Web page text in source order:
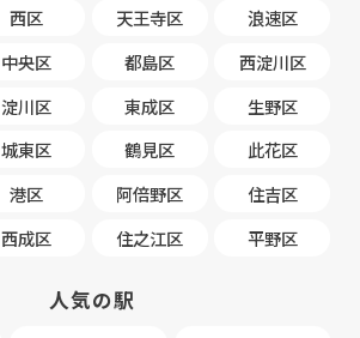
西区 天王寺区
浪速区
中央区 都島区
西淀川区
淀川区 東成区
生野区
城東区 鶴見区
此花区
港区 阿倍野区
住吉区
西成区 住之江区 平野区
人気の駅